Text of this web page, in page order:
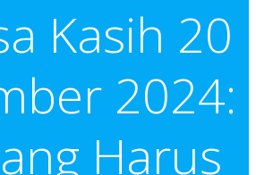
Kasih 20
2024:
Harus